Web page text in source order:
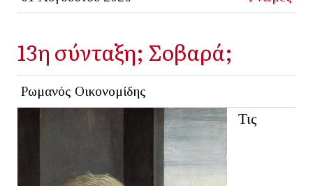
13η σύνταξη; Σοβαρά;
Ρωμανός Οικονομίδης
Τις